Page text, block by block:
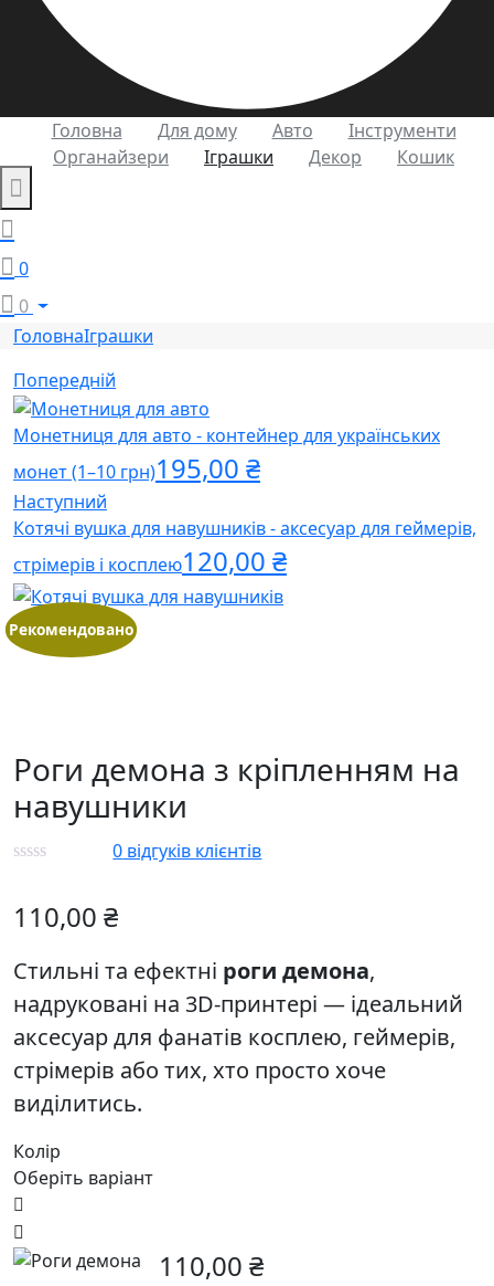
Головна Для дому Авто
Інструменти
Органайзери
Іграшки Декор Кошик
0
0
ГоловнаІграшки
Попередній
Монетниця для авто - контейнер для українських
монет (1–10 грн)195,00 ₴
Наступний
Котячі вушка для навушників - аксесуар для геймерів,
стрімерів і косплею120,00 ₴
Рекомендовано
Роги демона з кріпленням на
навушники
0 відгуків клієнтів
110,00 ₴
Стильні та ефектні роги демона,
надруковані на 3D-принтері — ідеальний
аксесуар для фанатів косплею, геймерів,
стрімерів або тих, хто просто хоче
виділитись.
Колір
Оберіть варіант
110,00 ₴